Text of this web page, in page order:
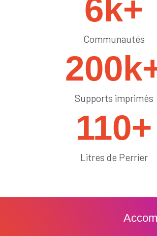
6k+
Communautés
200
Supports imprimés
110+
Litres de Perrier